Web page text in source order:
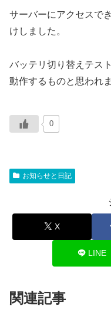
サーバーにアクセスで
けしました。
バッテリ切り替えテス
動作するものと思われま
0
お知らせと日記
X
LINE
関連記事